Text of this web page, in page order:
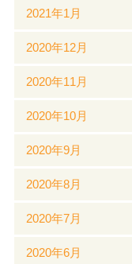
2021年1月
2020年12月
2020年11月
2020年10月
2020年9月
2020年8月
2020年7月
2020年6月